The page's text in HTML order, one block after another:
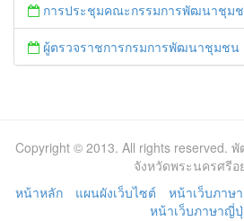
การประชุมคณะกรรมการพัฒนาชุมชนในพื้นที่รอบโรงไฟฟ้า (คพรฟ.) ครั้งที่ 2/2558 กองทุนพัฒนาไฟฟ้าบริษัท โร
ผู้ตรวจราชการกรมการพัฒนาชุมชน คัดเลือกข้าราชการและลูกจ้างดีเด่น และหน่วยงานพัฒนาชุมชนใสสะอาด ป
Copyright © 2013. All rights reserved.
จังหวัดพระนครศรีอ
หน้าหลัก
แผนผังเว็บไซต์ หน้าเว็บภาษ
หน้าเว็บภาษาญี่